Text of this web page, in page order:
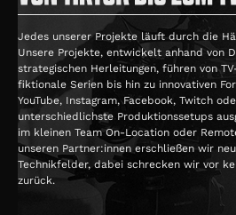
Jedes unserer Projekte läuft durch die
Unsere Projekte, entwickelt anhand von
strategischen Herleitungen, führen von
fiktionale Serien bis hin zu innovativen
YouTube, Instagram, Facebook, Twitch
unterschiedlichste Produktionssetups
im kleinen Team On-Location oder
unseren Partner:innen erschließen wir
Technikfelder, dabei schrecken wir vor
zurück.